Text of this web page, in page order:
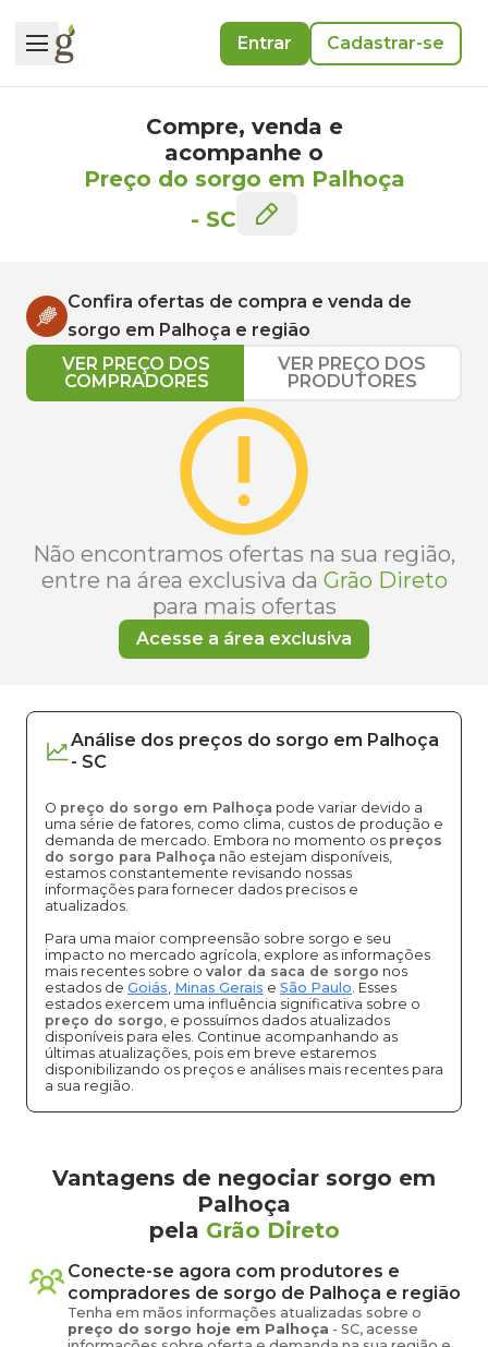
Entrar Cadastrar-se
Compre, venda e
acompanhe o
Preço do sorgo em Palhoça
- SC
Confira ofertas de compra e venda de
sorgo em Palhoça e região
VER PREÇO DOS
COMPRADORES
VER PREÇO DOS
PRODUTORES
Não encontramos ofertas na sua região,
entre na área exclusiva da Grão Direto
para mais ofertas
Acesse a área exclusiva
Análise dos preços do sorgo em Palhoça
- SC
O preço do sorgo em Palhoça pode variar devido a
uma série de fatores, como clima, custos de produção e
demanda de mercado. Embora no momento os preços
do sorgo para Palhoça não estejam disponíveis,
estamos constantemente revisando nossas
informações para fornecer dados precisos e
atualizados.
Para uma maior compreensão sobre sorgo e seu
impacto no mercado agrícola, explore as informações
mais recentes sobre o valor da saca de sorgo nos
estados de Goiás, Minas Gerais e São Paulo. Esses
estados exercem uma influência significativa sobre o
preço do sorgo, e possuímos dados atualizados
disponíveis para eles. Continue acompanhando as
últimas atualizações, pois em breve estaremos
disponibilizando os preços e análises mais recentes para
a sua região.
Vantagens de negociar sorgo em
Palhoça
pela Grão Direto
Conecte-se agora com produtores e
compradores de sorgo de Palhoça e região
Tenha em mãos informações atualizadas sobre o
preço do sorgo hoje em Palhoça - SC, acesse